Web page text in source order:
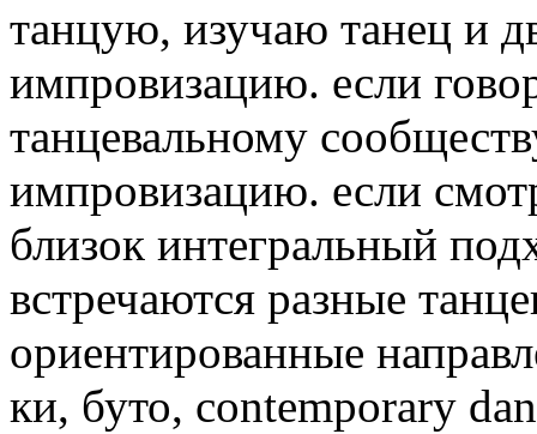
танцую, изучаю танец и
импровизацию. если
танцевальному
импровизацию. если
близок интегральный
встречаются разные
ориентированные
ки, буто, contemporary